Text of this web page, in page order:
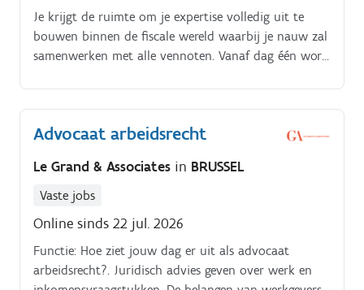
Je krijgt de ruimte om je expertise volledig uit te
bouwen binnen de fiscale wereld waarbij je nauw zal
samenwerken met alle vennoten. Vanaf dag één word
uitgroeien tot een autonome partner van dit
kantoor.
Advocaat arbeidsrecht
Le Grand & Associates in BRUSSEL
Vaste jobs
Online sinds 22 jul. 2026
Functie: Hoe ziet jouw dag er uit als advocaat
arbeidsrecht?. Juridisch advies geven over werk en